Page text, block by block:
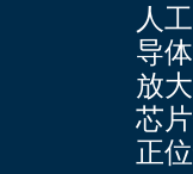
人
导
放
芯
正